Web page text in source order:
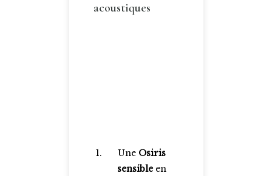
acoustiques
Une Osiris
sensible en